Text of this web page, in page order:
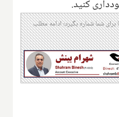
کنید.
شما شماره بگیرد؛ ادامه مطلب